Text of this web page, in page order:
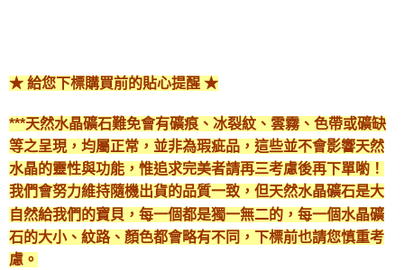
★ 給您下標購買前的貼心提醒 ★
***天然水晶礦石難免會有礦痕、冰裂紋、雲霧、色帶或礦缺
等之呈現，均屬正常，並非為瑕疵品，這些並不會影響天然
水晶的靈性與功能，惟追求完美者請再三考慮後再下單喲！
我們會努力維持隨機出貨的品質一致，但天然水晶礦石是大
自然給我們的寶貝，每一個都是獨一無二的，每一個水晶礦
石的大小、紋路、顏色都會略有不同，下標前也請您慎重考
慮。